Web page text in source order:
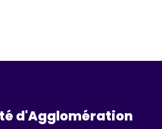
d'Agglomération